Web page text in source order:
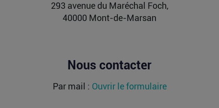
293 avenue du Maréchal Foch,
40000 Mont-de-Marsan
Nous contacter
Par mail : Ouvrir le formulaire